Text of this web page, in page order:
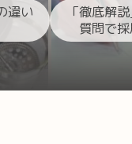
違い
「徹底解
質問で